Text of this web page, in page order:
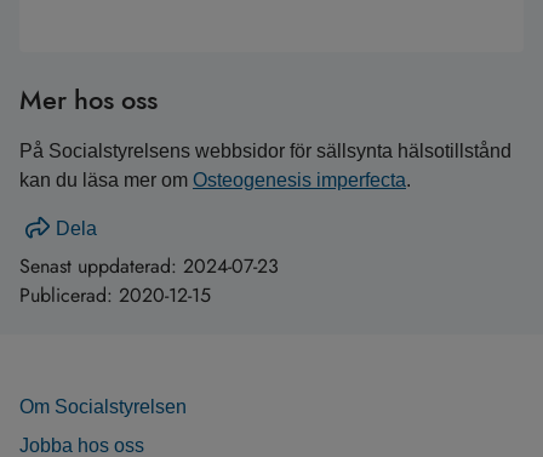
Mer hos oss
På Socialstyrelsens webbsidor för sällsynta hälsotillstånd
kan du läsa mer om Osteogenesis imperfecta.
Dela
Senast uppdaterad: 2024-07-23
Publicerad: 2020-12-15
Om Socialstyrelsen
Jobba hos oss